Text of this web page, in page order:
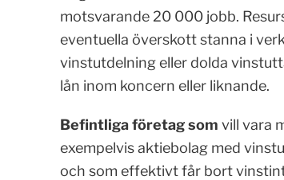
motsvarande 20 000 jobb.
eventuella överskott stanna i
vinstutdelning eller dolda
lån inom koncern eller liknande.
Befintliga företag som vill vara
exempelvis aktiebolag med
och som effektivt får bort